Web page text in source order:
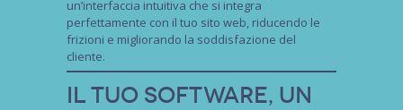
un’interfaccia intuitiva che si integra
perfettamente con il tuo sito web, riducendo le
frizioni e migliorando la soddisfazione del
cliente.
Il tuo software, un